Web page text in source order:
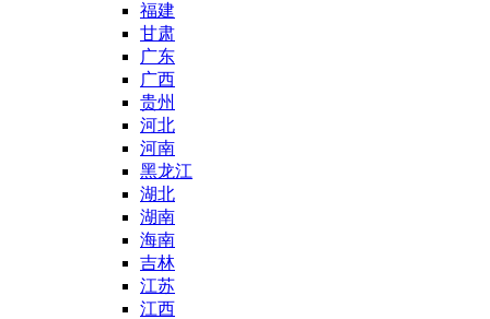
福建
甘肃
广东
广西
贵州
河北
河南
黑龙江
湖北
湖南
海南
吉林
江苏
江西